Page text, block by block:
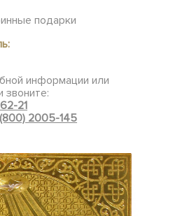
подарки
информации или
звоните:
21
2005-145